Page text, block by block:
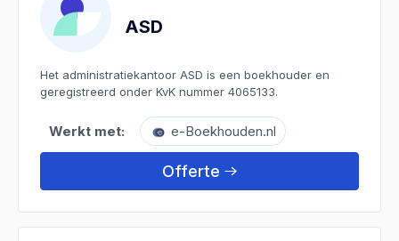
ASD
Het administratiekantoor ASD is een boekhouder en
geregistreerd onder KvK nummer 4065133.
Werkt met: e-Boekhouden.nl
Offerte